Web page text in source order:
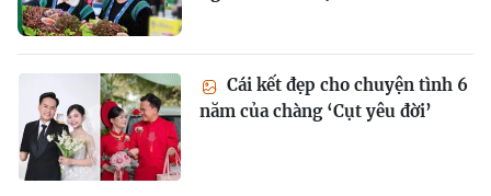
Cái kết đẹp cho chuyện tình 6
năm của chàng ‘Cụt yêu đời’